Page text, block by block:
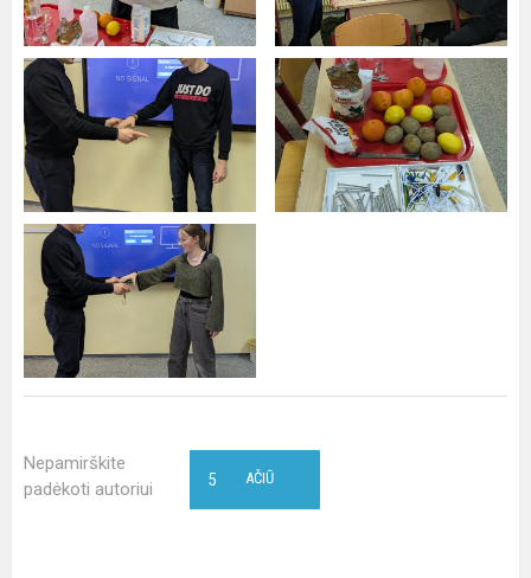
Nepamirškite
padėkoti autoriui
AČIŪ
5